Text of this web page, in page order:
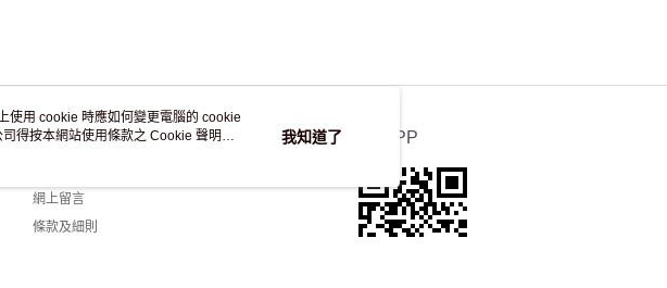
客戶服務
網上留言
條款及細則
官方APP
使用 cookie 時應如何變更電腦的 cookie
得按本網站使用條款之 Cookie 聲明使
我知道了